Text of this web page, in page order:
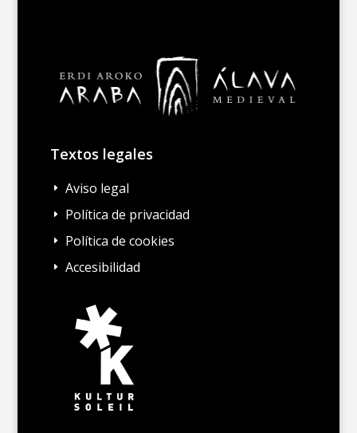
Textos legales
E Aviso legal
E Política de privacidad
E Política de cookies
E Accesibilidad